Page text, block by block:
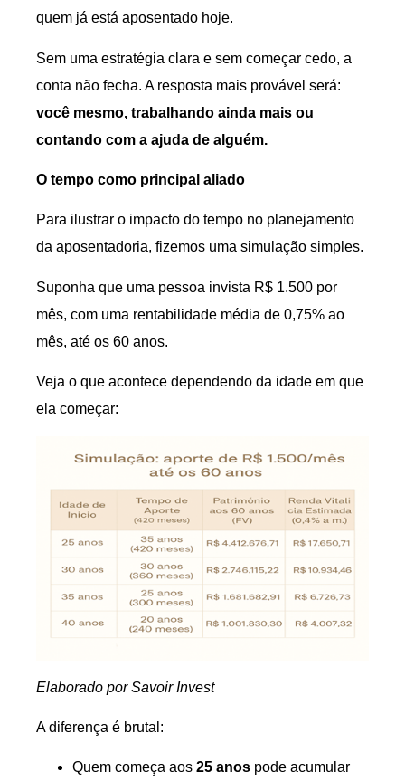
quem já está aposentado hoje.
Sem uma estratégia clara e sem começar cedo, a
conta não fecha. A resposta mais provável será:
você mesmo, trabalhando ainda mais ou
contando com a ajuda de alguém.
O tempo como principal aliado
Para ilustrar o impacto do tempo no planejamento
da aposentadoria, fizemos uma simulação simples.
Suponha que uma pessoa invista R$ 1.500 por
mês, com uma rentabilidade média de 0,75% ao
mês, até os 60 anos.
Veja o que acontece dependendo da idade em que
ela começar:
Elaborado por Savoir Invest
A diferença é brutal:
Quem começa aos 25 anos pode acumular